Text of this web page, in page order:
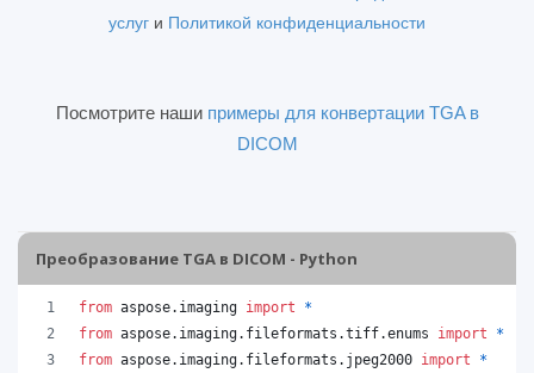
услуг и Политикой конфиденциальности
Посмотрите наши примеры для конвертации TGA в
DICOM
Преобразование TGA в DICOM - Python
from aspose. imaging import
*
from aspose. imaging. fileformats .tiff.enums import
*
from aspose. imaging. fileformats . jpeg2000 import
*